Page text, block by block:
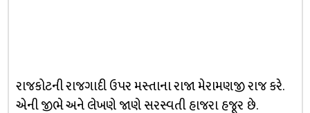
રાજકોટની રાજગાદી ઉપર મસ્તાના રાજા મેરામણજી રાજ કરે.
એની જીભે અને લેખણે જાણે સરસ્વતી હાજરા હજૂર છે.